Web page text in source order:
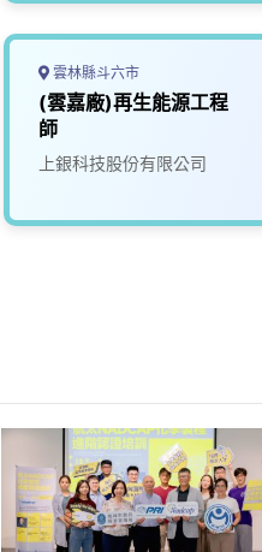
雲林縣斗六市
(雲嘉廠)再生能源工程
師
上銀科技股份有限公司